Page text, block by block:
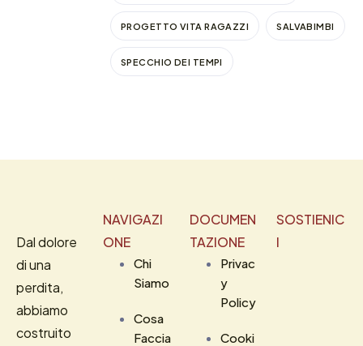
PROGETTO VITA RAGAZZI SALVABIMBI
SPECCHIO DEI TEMPI
Dal dolore
di una
perdita,
abbiamo
costruito
NAVIGAZI
ONE
Chi
Siamo
Cosa
Faccia
DOCUMEN
TAZIONE
Privac
y
Policy
Cooki
SOSTIENIC
I